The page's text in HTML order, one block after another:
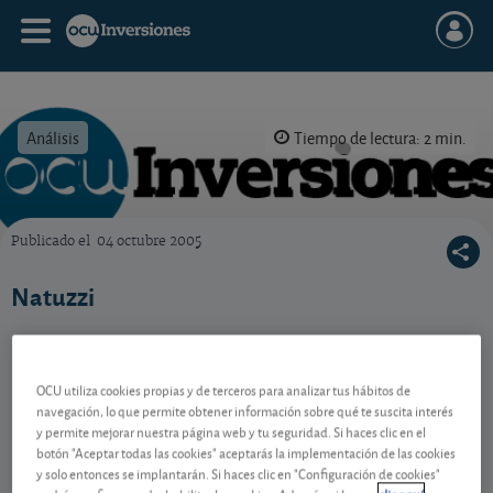
Análisis Tiempo de lectura: 2 min.
Publicado el 04 octubre 2005
Natuzzi
Contenido reservado a SOCIOS
Gestiona tu dinero con visión
OCU utiliza cookies propias y de terceros para analizar tus hábitos de
navegación, lo que permite obtener información sobre qué te suscita interés
y permite mejorar nuestra página web y tu seguridad. Si haces clic en el
botón "Aceptar todas las cookies" aceptarás la implementación de las cookies
y solo entonces se implantarán. Si haces clic en "Configuración de cookies"